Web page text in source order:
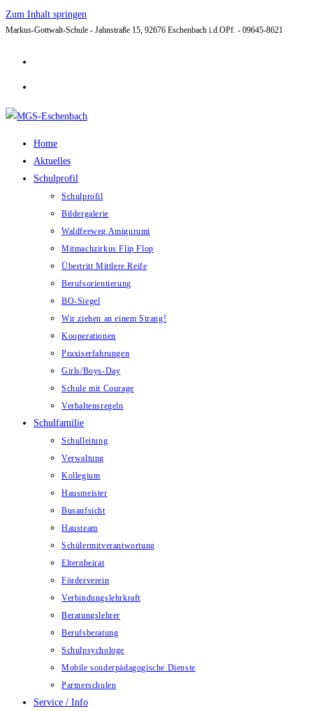
Zum Inhalt springen
Markus-Gottwalt-Schule - Jahnstraße 15, 92676 Eschenbach i.d.OPf. - 09645-8621
Home
Aktuelles
Schulprofil
Schulprofil
Bildergalerie
Waldfeeweg Amigurumi
Mitmachzirkus Flip Flop
Übertritt Mittlere Reife
Berufsorientierung
BO-Siegel
Wir ziehen an einem Strang!
Kooperationen
Praxiserfahrungen
Girls/Boys-Day
Schule mit Courage
Verhaltensregeln
Schulfamilie
Schulleitung
Verwaltung
Kollegium
Hausmeister
Busaufsicht
Hausteam
Schülermitverantwortung
Elternbeirat
Förderverein
Verbindungslehrkraft
Beratungslehrer
Berufsberatung
Schulpsychologe
Mobile sonderpädagogische Dienste
Partnerschulen
Service / Info